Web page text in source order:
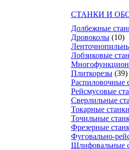
СТАНКИ И
Долбежные
Дровоколы (10)
Лобзиковые
Плиткорезы (39)
Распиловочные
Рейсмусовые
Сверлильные
Токарные станки
Точильные
Фрезерные
Фуговально-
Шлифовальные